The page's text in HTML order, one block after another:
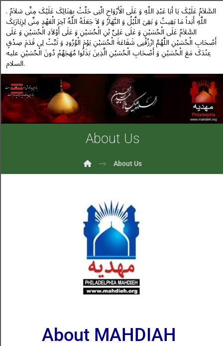
. السَّلاَمُ عَلَیْکَ یَا أَبَا عَبْدِ اللَّهِ وَ عَلَى الْأَرْوَاحِ الَّتِی حَلَّتْ بِفِنَائِکَ عَلَیْکَ مِنِّی سَلاَمُ
اللَّهِ أَبَداً مَا بَقِیتُ وَ بَقِیَ اللَّیْلُ وَ النَّهَارُ وَ لاَ جَعَلَهُ اللَّهُ آخِرَ الْعَهْدِ مِنِّی لِزِیَارَتِکَ
السَّلاَمُ عَلَى الْحُسَیْنِ وَ عَلَى عَلِیِّ بْنِ الْحُسَیْنِ وَ عَلَى أَوْلاَدِ الْحُسَیْنِ وَ عَلَى
أَصْحَابِ الْحُسَیْنِ اللَّهُمَّ ارْزُقْنِی شَفَاعَةَ الْحُسَیْنِ یَوْمَ الْوُرُودِ وَ ثَبِّتْ لِی قَدَمَ صِدْقٍ
عِنْدَکَ مَعَ الْحُسَیْنِ وَ أَصْحَابِ الْحُسَیْنِ الَّذِینَ بَذَلُوا مُهَجَهُمْ دُونَ الْحُسَیْنِ علیه
السلام.
About Us
About Us
About MAHDIAH